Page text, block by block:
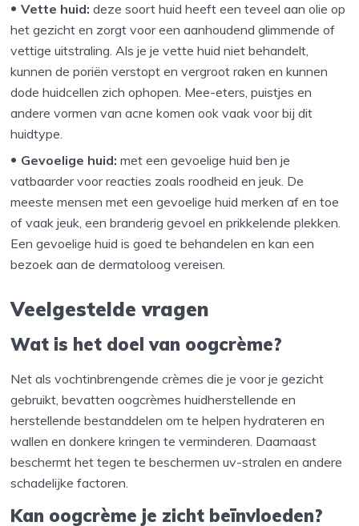
Vette huid: deze soort huid heeft een teveel aan olie op
het gezicht en zorgt voor een aanhoudend glimmende of
vettige uitstraling. Als je je vette huid niet behandelt,
kunnen de poriën verstopt en vergroot raken en kunnen
dode huidcellen zich ophopen. Mee-eters, puistjes en
andere vormen van acne komen ook vaak voor bij dit
huidtype.
Gevoelige huid: met een gevoelige huid ben je
vatbaarder voor reacties zoals roodheid en jeuk. De
meeste mensen met een gevoelige huid merken af en toe
of vaak jeuk, een branderig gevoel en prikkelende plekken.
Een gevoelige huid is goed te behandelen en kan een
bezoek aan de dermatoloog vereisen.
Veelgestelde vragen
Wat is het doel van oogcrème?
Net als vochtinbrengende crèmes die je voor je gezicht
gebruikt, bevatten oogcrèmes huidherstellende en
herstellende bestanddelen om te helpen hydrateren en
wallen en donkere kringen te verminderen. Daarnaast
beschermt het tegen te beschermen uv-stralen en andere
schadelijke factoren.
Kan oogcrème je zicht beïnvloeden?